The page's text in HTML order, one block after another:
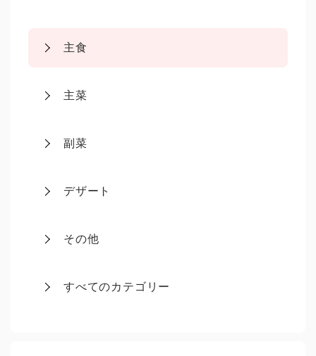
主食
主菜
副菜
デザート
その他
すべてのカテゴリー